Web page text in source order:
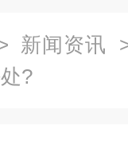
新闻资讯
?